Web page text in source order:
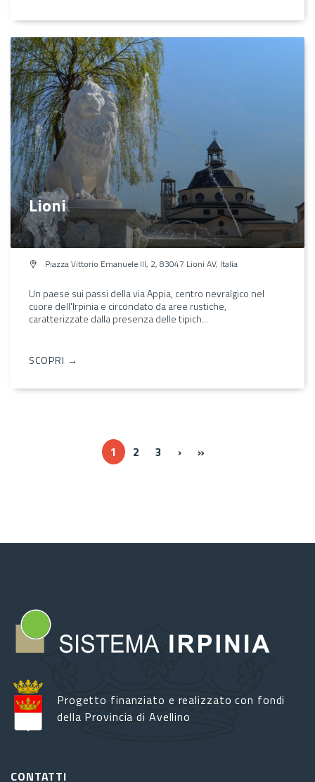
Lioni
Piazza Vittorio Emanuele III, 2, 83047 Lioni AV, Italia
Un paese sui passi della via Appia, centro nevralgico nel
cuore dell'Irpinia e circondato da aree rustiche,
caratterizzate dalla presenza delle tipich...
SCOPRI →
1 2 3 ››› »
Progetto finanziato e realizzato con fondi
della Provincia di Avellino
CONTATTI